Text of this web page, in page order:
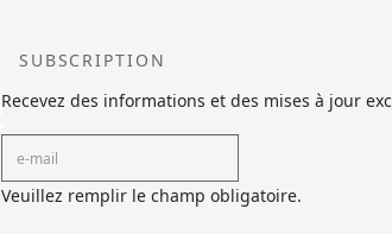
SUBSCRIPTION
Recevez des informations et des mises à jour
Veuillez remplir le champ obligatoire.